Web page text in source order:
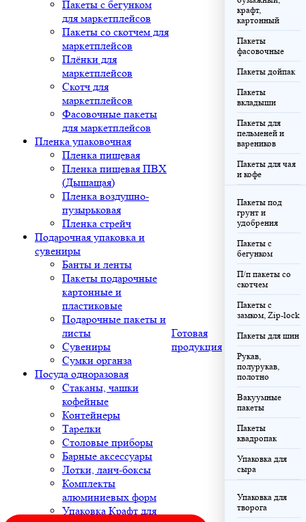
Пакеты с бегунком
для маркетплейсов
Пакеты со скотчем для
маркетплейсов
Плёнки для
маркетплейсов
Скотч для
маркетплейсов
Фасовочные пакеты
для маркетплейсов
Пленка упаковочная
Пленка пищевая
Пленка пищевая ПВХ
(Дышащая)
Пленка воздушно-
пузырьковая
Пленка стрейч
Подарочная упаковка и
сувениры
Банты и ленты
Пакеты подарочные
картонные и
пластиковые
Подарочные пакеты и
листы
Сувениры
Сумки органза
Посуда одноразовая
Стаканы, чашки
кофейные
Контейнеры
Тарелки
Столовые приборы
Барные аксессуары
Лотки, ланч-боксы
Комплекты
алюминиевых форм
Упаковка Крафт для
Готовая
продукция
крафт,
картонный
Пакеты
фасовочные
Пакеты дойпак
Пакеты
вкладыши
Пакеты для
пельменей и
вареников
Пакеты для чая
и кофе
Пакеты под
грунт и
удобрения
Пакеты с
бегунком
П/п пакеты со
скотчем
Пакеты с
замком, Zip-lock
Пакеты для шин
Рукав,
полурукав,
полотно
Вакуумные
пакеты
Пакеты
квадропак
Упаковка для
сыра
Упаковка для
творога